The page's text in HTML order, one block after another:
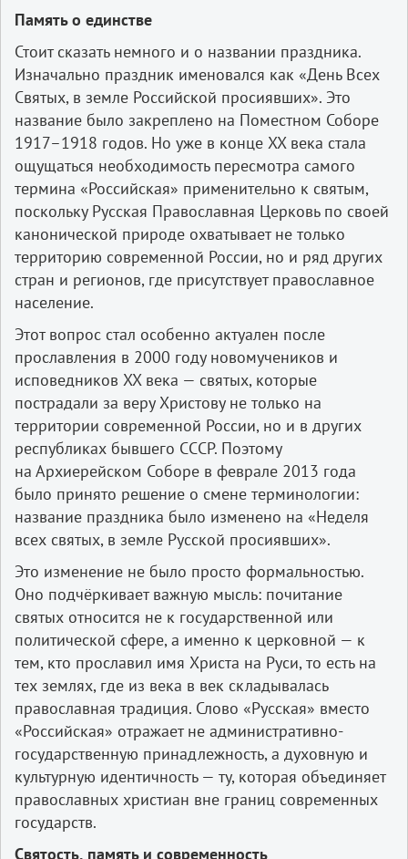
Память о единстве
Стоит сказать немного и о названии праздника.
Изначально праздник именовался как «День Всех
Святых, в земле Российской просиявших». Это
название было закреплено на Поместном Соборе
1917–1918 годов. Но уже в конце XX века стала
ощущаться необходимость пересмотра самого
термина «Российская» применительно к святым,
поскольку Русская Православная Церковь по своей
канонической природе охватывает не только
территорию современной России, но и ряд других
стран и регионов, где присутствует православное
население.
Этот вопрос стал особенно актуален после
прославления в 2000 году новомучеников и
исповедников XX века — святых, которые
пострадали за веру Христову не только на
территории современной России, но и в других
республиках бывшего СССР. Поэтому
на Архиерейском Соборе в феврале 2013 года
было принято решение о смене терминологии:
название праздника было изменено на «Неделя
всех святых, в земле Русской просиявших».
Это изменение не было просто формальностью.
Оно подчёркивает важную мысль: почитание
святых относится не к государственной или
политической сфере, а именно к церковной — к
тем, кто прославил имя Христа на Руси, то есть на
тех землях, где из века в век складывалась
православная традиция. Слово «Русская» вместо
«Российская» отражает не административно-
государственную принадлежность, а духовную и
культурную идентичность — ту, которая объединяет
православных христиан вне границ современных
государств.
Святость, память и современность